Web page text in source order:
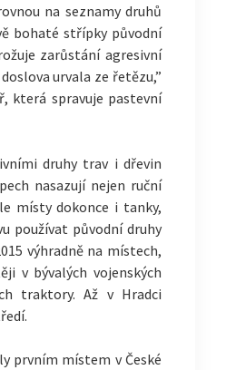
na seznamy druhů
bohaté střípky původní
zarůstání agresivní
urvala ze řetězu,”
která spravuje pastevní
druhy trav i dřevin
nasazují nejen ruční
místy dokonce i tanky,
používat původní druhy
výhradně na místech,
v bývalých vojenských
traktory. Až v Hradci
prvním místem v České